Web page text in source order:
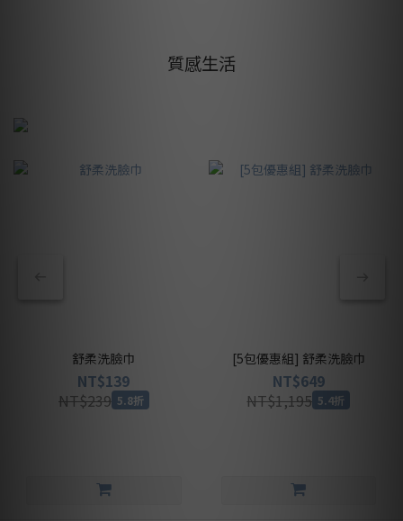
質感生活
舒柔洗臉巾
NT$139
NT$239 5.8折
[5包優惠組] 舒柔洗臉巾
NT$649
NT$1,195 5.4折